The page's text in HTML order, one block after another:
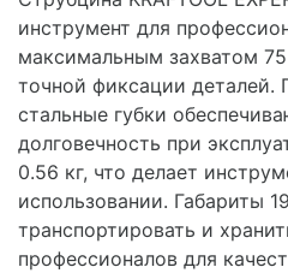
инструмент для
максимальным захватом
точной фиксации деталей.
стальные губки
долговечность при
0.56 кг, что делает
использовании. Габариты
транспортировать и
профессионалов для